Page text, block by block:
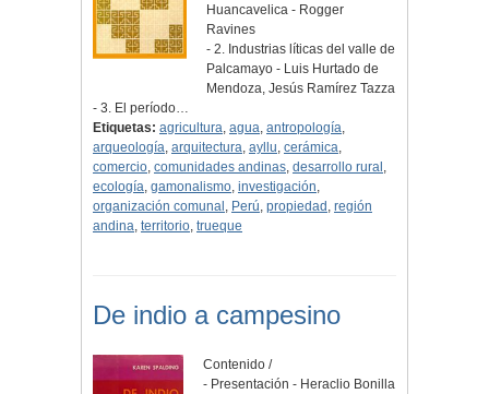
Huancavelica - Rogger
Ravines
- 2. Industrias líticas del valle de
Palcamayo - Luis Hurtado de
Mendoza, Jesús Ramírez Tazza
- 3. El período…
Etiquetas: agricultura, agua, antropología,
arqueología, arquitectura, ayllu, cerámica,
comercio, comunidades andinas, desarrollo rural ,
ecología, gamonalismo, investigación,
organización comunal , Perú, propiedad , región
andina, territorio, trueque
De indio a campesino
Contenido /
- Presentación - Heraclio Bonilla